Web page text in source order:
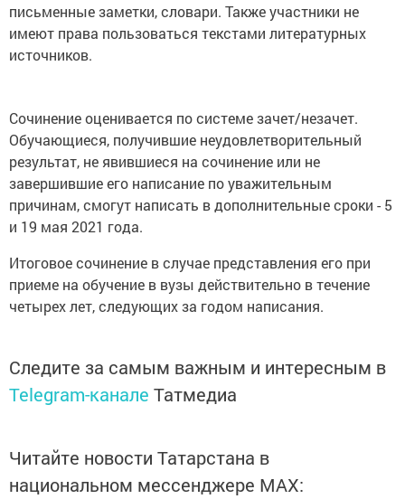
письменные заметки, словари. Также участники не
имеют права пользоваться текстами литературных
источников.
Сочинение оценивается по системе зачет/незачет.
Обучающиеся, получившие неудовлетворительный
результат, не явившиеся на сочинение или не
завершившие его написание по уважительным
причинам, смогут написать в дополнительные сроки - 5
и 19 мая 2021 года.
Итоговое сочинение в случае представления его при
приеме на обучение в вузы действительно в течение
четырех лет, следующих за годом написания.
Следите за самым важным и интересным в
Telegram-канале Татмедиа
Читайте новости Татарстана в
национальном мессенджере MАХ: